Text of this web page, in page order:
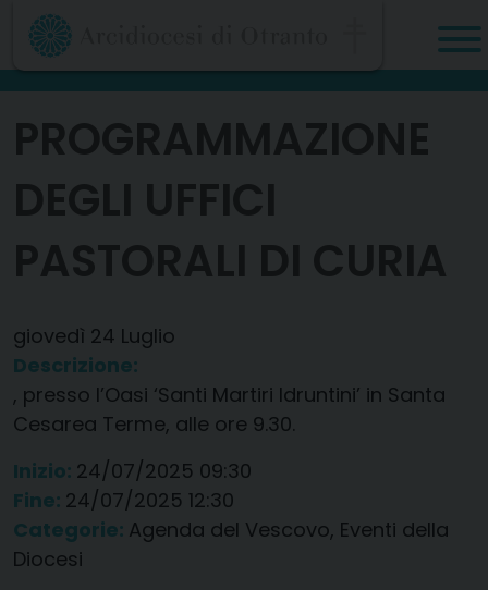
Skip
content
PROGRAMMAZIONE
DEGLI UFFICI
PASTORALI DI CURIA
giovedì 24 Luglio
Descrizione:
, presso l’Oasi ‘Santi Martiri Idruntini’ in Santa
Cesarea Terme, alle ore 9.30.
Inizio: 24/07/2025 09:30
Fine: 24/07/2025 12:30
Categorie: Agenda del Vescovo, Eventi della
Diocesi